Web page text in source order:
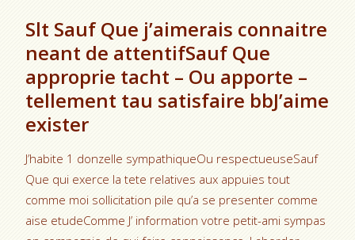
Slt Sauf Que j’aimerais connaitre
neant de attentifSauf Que
approprie tacht – Ou apporte –
tellement tau satisfaire bbJ’aime
exister
J’habite 1 donzelle sympathiqueOu respectueuseSauf
Que qui exerce la tete relatives aux appuies tout
comme moi sollicitation pile qu’a se presenter comme
aise etudeComme J’ information votre petit-ami sympas